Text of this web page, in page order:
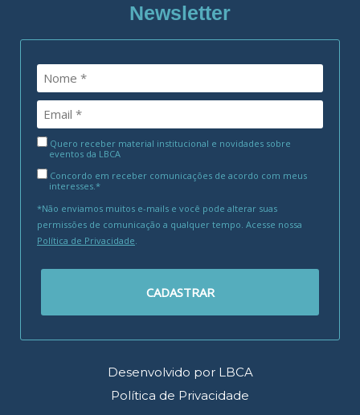
Newsletter
Quero receber material institucional e novidades sobre
eventos da LBCA
Concordo em receber comunicações de acordo com meus
interesses.*
*Não enviamos muitos e-mails e você pode alterar suas
permissões de comunicação a qualquer tempo. Acesse nossa
Política de Privacidade.
CADASTRAR
Desenvolvido por LBCA
Política de Privacidade